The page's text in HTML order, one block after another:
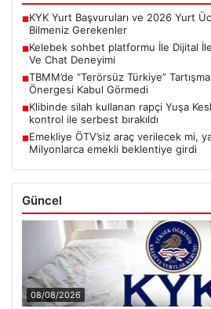
■KYK Yurt Başvuruları ve 2026 Yurt
Bilmeniz Gerekenler
■Kelebek sohbet platformu İle Dijital
Ve Chat Deneyimi
■TBMM’de “Terörsüz Türkiye”
Önergesi Kabul Görmedi
■Klibinde silah kullanan rapçi Yuşa
kontrol ile serbest bırakıldı
■Emekliye ÖTV’siz araç verilecek mi,
Milyonlarca emekli beklentiye girdi
Güncel
08/08/2026